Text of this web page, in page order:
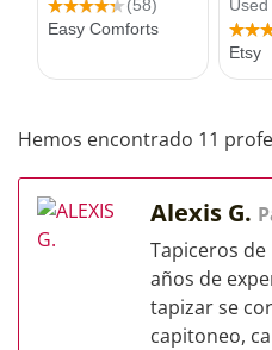
Hemos encontrado 11
Alexis G.
Tapiceros
años de
tapizar se
capitoneo,